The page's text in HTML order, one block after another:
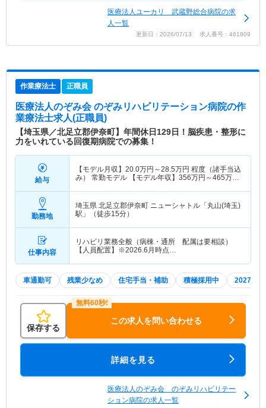
医療法人ユーカリ 武蔵野総合病院の求
人一覧
更新日：2026/07/13 求人番号：461809
作業療法士 正職員
医療法人のぞみ会 のぞみリハビリテーション病院の作
業療法士求人(正職員)
【埼玉県／北足立郡伊奈町】年間休日129日！脳疾患・整形に
力をいれている回復期病院での募集！
給与
【モデル月収】 20.0万円～28.5万円 程度（諸手当込
み） 常勤モデル 【モデル年収】 356万円～465万円
勤務地
埼玉県 北足立郡伊奈町 ニューシャトル「丸山(埼玉)
駅」（徒歩15分）
仕事内容
リハビリ業務全般（病棟・通所 配属は要相談）
【人員配置】※2026.6月時点…
車通勤可 残業少なめ 住宅手当・補助 積極採用中 2027年4
保存する
この求人を問い合わせる
詳細を見る
医療法人のぞみ会 のぞみリハビリテー
ション病院の求人一覧